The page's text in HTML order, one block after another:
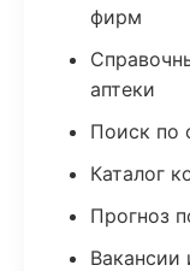
фирм
аптеки
Поиск по
Каталог
Прогноз